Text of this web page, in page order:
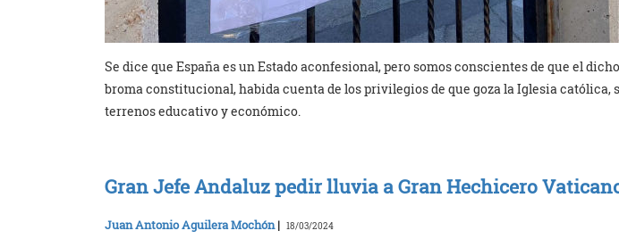
Se dice que España es un Estado aconfesional, pero somos conscientes de que el
broma constitucional, habida cuenta de los privilegios de que goza la Iglesia católica,
terrenos educativo y económico.
Gran Jefe Andaluz pedir lluvia a Gran Hechicero
Juan Antonio Aguilera Mochón| 18/03/2024